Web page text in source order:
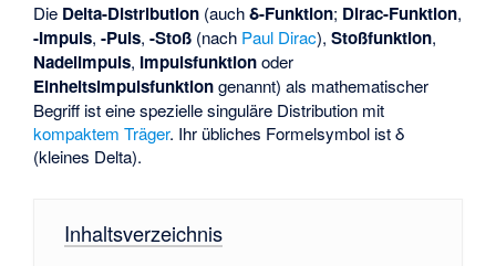
Die Delta-Distribution (auchδ-Funktion; Dirac-Funktion,
-Impuls,-Puls,-Stoß (nach Paul Dirac),Stoßfunktion,
Nadelimpuls, Impulsfunktionoder
Einheitsimpulsfunktiongenannt) als mathematischer
Begriff ist eine speziellesinguläre Distribution mit
kompaktem Träger. Ihr übliches Formelsymbol ist δ
(kleines Delta).
Inhaltsverzeichnis